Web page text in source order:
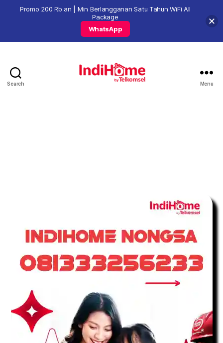
Search Menu
Promo 200 Rb an | Min Berlangganan Satu Tahun WiFi All
Package
WhatsApp